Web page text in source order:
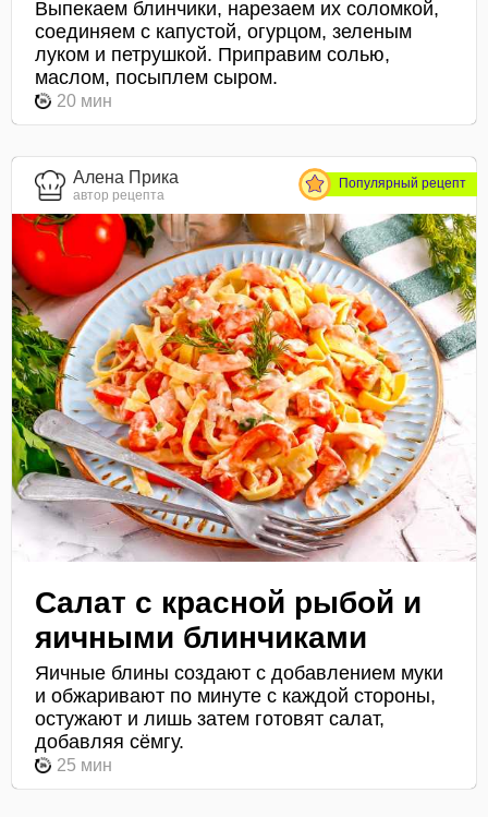
Выпекаем блинчики, нарезаем их соломкой,
соединяем с капустой, огурцом, зеленым
луком и петрушкой. Приправим солью,
маслом, посыплем сыром.
20 мин
Алена Прика
автор рецепта
Популярный рецепт
Салат с красной рыбой и
яичными блинчиками
Яичные блины создают с добавлением муки
и обжаривают по минуте с каждой стороны,
остужают и лишь затем готовят салат,
добавляя сёмгу.
25 мин